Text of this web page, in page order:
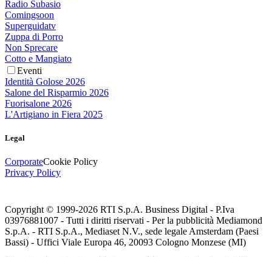
Radio Subasio
Comingsoon
Superguidatv
Zuppa di Porro
Non Sprecare
Cotto e Mangiato
Eventi
Identità Golose 2026
Salone del Risparmio 2026
Fuorisalone 2026
L'Artigiano in Fiera 2025
Legal
CorporateCookie Policy
Privacy Policy
Copyright © 1999-2026 RTI S.p.A. Business Digital - P.Iva
03976881007 - Tutti i diritti riservati - Per la pubblicità Mediamond
S.p.A. - RTI S.p.A., Mediaset N.V., sede legale Amsterdam (Paesi
Bassi) - Uffici Viale Europa 46, 20093 Cologno Monzese (MI)